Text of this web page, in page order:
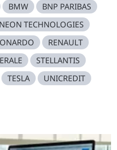
BMW
BNP PARIBAS
TECHNOLOGIES
RENAULT
STELLANTIS
TESLA
UNICREDIT